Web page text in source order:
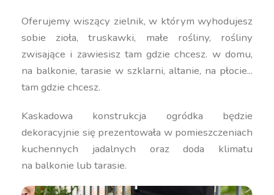
Oferujemy wiszący zielnik, w którym wyhodujesz
sobie zioła, truskawki, małe rośliny, rośliny
zwisające i zawiesisz tam gdzie chcesz. w domu,
na balkonie, tarasie w szklarni, altanie, na płocie...
tam gdzie chcesz.
Kaskadowa konstrukcja ogródka będzie
dekoracyjnie się prezentowała w pomieszczeniach
kuchennych jadalnych oraz doda klimatu
na balkonie lub tarasie.